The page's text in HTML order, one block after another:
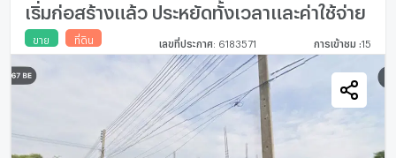
เริ่มก่อสร้างแล้ว ประหยัดทั้งเวลาและค่าใช้จ่าย
ขาย ที่ดิน เลขที่ประกาศ 6183571 การเข้าชม :15